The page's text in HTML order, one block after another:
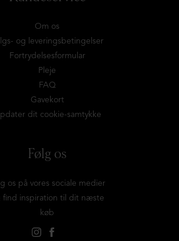
Om os
og leveringsbetingelser
Fortrydelsesformular
Pleje
FAQ
Gavekort
dit cookie-samtykke
Følg os
os på vores sociale medier
find inspiration til dit næste
køb